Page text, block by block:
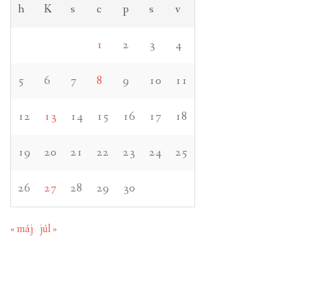
h K s c p s v
1 2 3 4
5 6 7 8 9 10 11
12 13 14 15 16 17 18
19 20 21 22 23 24 25
26 27 28 29 30
« máj júl »